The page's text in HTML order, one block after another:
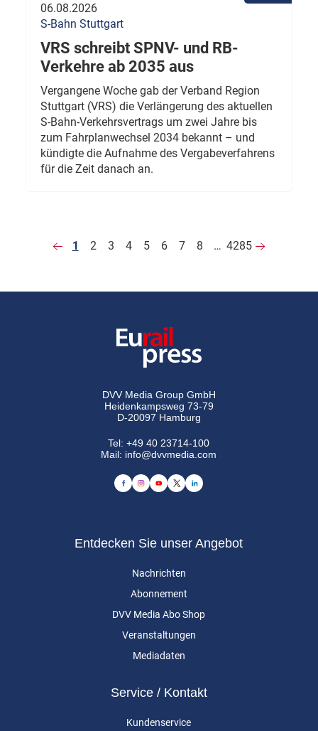
06.08.2026
S-Bahn Stuttgart
VRS schreibt SPNV- und RB-
Verkehre ab 2035 aus
Vergangene Woche gab der Verband Region
Stuttgart (VRS) die Verlängerung des aktuellen
S-Bahn-Verkehrsvertrags um zwei Jahre bis
zum Fahrplanwechsel 2034 bekannt – und
kündigte die Aufnahme des Vergabeverfahrens
für die Zeit danach an.
1 2 3 4 5 6 7 8 … 4285
DVV Media Group GmbH
Heidenkampsweg 73-79
D-20097 Hamburg
Tel:+49 40 23714-100
Mail: info@dvvmedia.com
Entdecken Sie unser Angebot
Nachrichten
Abonnement
DVV Media Abo Shop
Veranstaltungen
Mediadaten
Service / Kontakt
Kundenservice